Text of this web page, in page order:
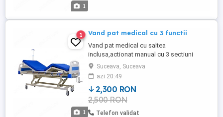
1
1
1 Vand pat medical cu 3 functii
Vand pat medical cu saltea
inclusa,actionat manual cu 3 sectiuni
ajustabile. Patul este complet echipat cu
saltea, laterale de siguranta si suport
pentru perfuzii. Aceste produse sunt in
garantie si intr-o stare impecabila
deoarece au fost folosite foarte putin
timp. Pretul este de 2300 ron. Vand ...
Suceava, Suceava
azi 20:49
2,300 RON
2,500 RON
Telefon validat